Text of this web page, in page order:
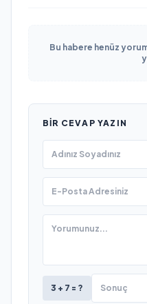
Bu habere henüz
BIR CEVAP YAZIN
3 + 7 = ?